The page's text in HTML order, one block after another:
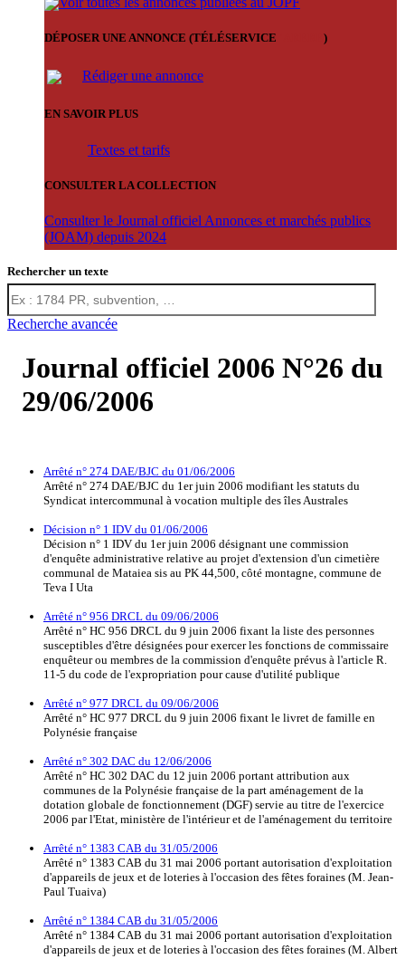
DÉPOSER UNE ANNONCE (TÉLÉSERVICE )
Rédiger une annonce
EN SAVOIR PLUS
Textes et tarifs
CONSULTER LA COLLECTION
Consulter le Journal officiel Annonces et marchés publics
(JOAM) depuis 2024
Rechercher un texte
Recherche avancée
Journal officiel 2006 N°26 du
29/06/2006
Arrêté n° 274 DAE/BJC du 01/06/2006
Arrêté n° 274 DAE/BJC du 1er juin 2006 modifiant les statuts du
Syndicat intercommunal à vocation multiple des îles Australes
Décision n° 1 IDV du 01/06/2006
Décision n° 1 IDV du 1er juin 2006 désignant une commission
d'enquête administrative relative au projet d'extension d'un cimetière
communal de Mataiea sis au PK 44,500, côté montagne, commune de
Teva I Uta
Arrêté n° 956 DRCL du 09/06/2006
Arrêté n° HC 956 DRCL du 9 juin 2006 fixant la liste des personnes
susceptibles d'être désignées pour exercer les fonctions de commissaire
enquêteur ou membres de la commission d'enquête prévus à l'article R.
11-5 du code de l'expropriation pour cause d'utilité publique
Arrêté n° 977 DRCL du 09/06/2006
Arrêté n° HC 977 DRCL du 9 juin 2006 fixant le livret de famille en
Polynésie française
Arrêté n° 302 DAC du 12/06/2006
Arrêté n° HC 302 DAC du 12 juin 2006 portant attribution aux
communes de la Polynésie française de la part aménagement de la
dotation globale de fonctionnement (DGF) servie au titre de l'exercice
2006 par l'Etat, ministère de l'intérieur et de l'aménagement du territoire
Arrêté n° 1383 CAB du 31/05/2006
Arrêté n° 1383 CAB du 31 mai 2006 portant autorisation d'exploitation
d'appareils de jeux et de loteries à l'occasion des fêtes foraines (M. Jean-
Paul Tuaiva)
Arrêté n° 1384 CAB du 31/05/2006
Arrêté n° 1384 CAB du 31 mai 2006 portant autorisation d'exploitation
d'appareils de jeux et de loteries à l'occasion des fêtes foraines (M. Albert